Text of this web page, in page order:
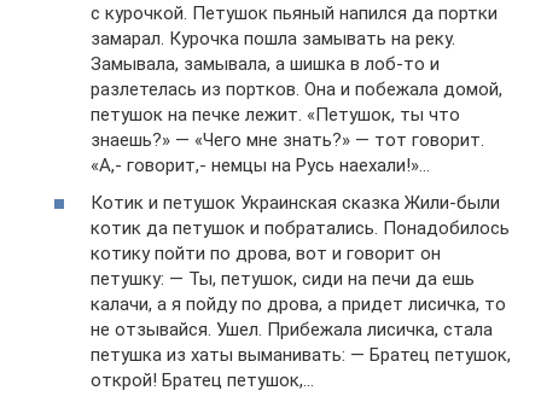
с курочкой. Петушок пьяный напился да портки
замарал. Курочка пошла замывать на реку.
Замывала, замывала, а шишка в лоб-то и
разлетелась из портков. Она и побежала домой,
петушок на печке лежит. «Петушок, ты что
знаешь?» — «Чего мне знать?» — тот говорит.
«А,- говорит,- немцы на Русь наехали!»…
Котик и петушок Украинская сказка Жили-были
котик да петушок и побратались. Понадобилось
котику пойти по дрова, вот и говорит он
петушку: — Ты, петушок, сиди на печи да ешь
калачи, а я пойду по дрова, а придет лисичка, то
не отзывайся. Ушел. Прибежала лисичка, стала
петушка из хаты выманивать: — Братец петушок,
открой! Братец петушок,…